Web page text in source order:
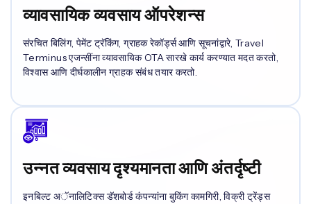
व्यावसायिक व्यवसाय ऑपरेशन्स
संरचित बिलिंग, पेमेंट ट्रॅकिंग, ग्राहक रेकॉर्ड्स आणि सूचनांद्वारे, Travel
Terminus एजन्सींना व्यावसायिक OTA सारखे कार्य करण्यात मदत करतो,
विश्वास आणि दीर्घकालीन ग्राहक संबंध तयार करतो.
उन्नत व्यवसाय दृश्यमानता आणि अंतर्दृष्टी
इनबिल्ट अॅनालिटिक्स डॅशबोर्ड कंपन्यांना बुकिंग कामगिरी, विक्री ट्रेंड्स